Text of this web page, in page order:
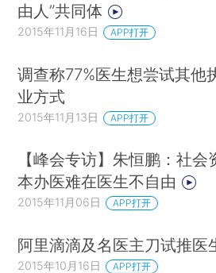
由人”共同体
2015年11月16日 APP打开
调查称77%医生想尝试其他
业方式
2015年11月13日 APP打开
【峰会专访】朱恒鹏：社会
本办医难在医生不自由
2015年11月06日 APP打开
阿里滴滴及名医主刀试推医
2015年10月16日 APP打开